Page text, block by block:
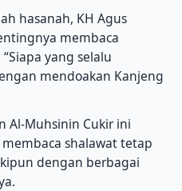
hasanah, KH Agus
membaca
yang selalu
mendoakan Kanjeng
Al-Muhsinin Cukir ini
shalawat tetap
dengan berbagai